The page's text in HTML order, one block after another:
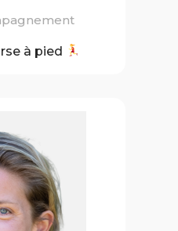
à pied